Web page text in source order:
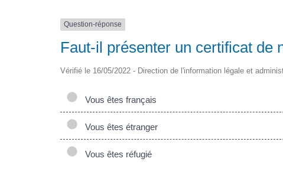
Question-réponse
Faut-il présenter un certificat de
Vérifié le 16/05/2022 - Direction de l'information légale et
Vous êtes français
Vous êtes étranger
Vous êtes réfugié